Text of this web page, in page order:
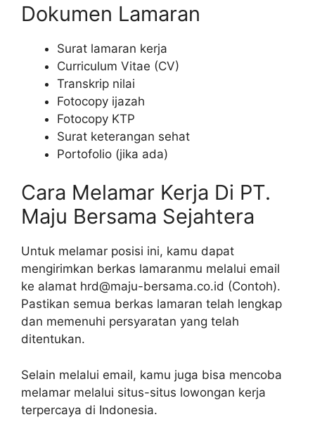
Dokumen Lamaran
Surat lamaran kerja
Curriculum Vitae (CV)
Transkrip nilai
Fotocopy ijazah
Fotocopy KTP
Surat keterangan sehat
Portofolio (jika ada)
Cara Melamar Kerja Di PT.
Maju Bersama Sejahtera
Untuk melamar posisi ini, kamu dapat
mengirimkan berkas lamaranmu melalui email
ke alamat hrd@maju-bersama.co.id (Contoh).
Pastikan semua berkas lamaran telah lengkap
dan memenuhi persyaratan yang telah
ditentukan.
Selain melalui email, kamu juga bisa mencoba
melamar melalui situs-situs lowongan kerja
terpercaya di Indonesia.